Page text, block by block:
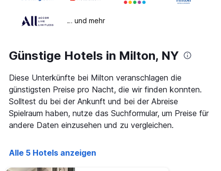
… und mehr
Günstige Hotels in Milton, NY
Diese Unterkünfte bei Milton veranschlagen die
günstigsten Preise pro Nacht, die wir finden konnten.
Solltest du bei der Ankunft und bei der Abreise
Spielraum haben, nutze das Suchformular, um Preise für
andere Daten einzusehen und zu vergleichen.
Alle 5 Hotels anzeigen